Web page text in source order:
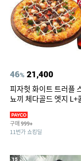
46% 21,400
피자헛 화이트 트러플
뇨끼 체다골드 엣지 L+
구매 999+
11번가 쇼킹딜
15